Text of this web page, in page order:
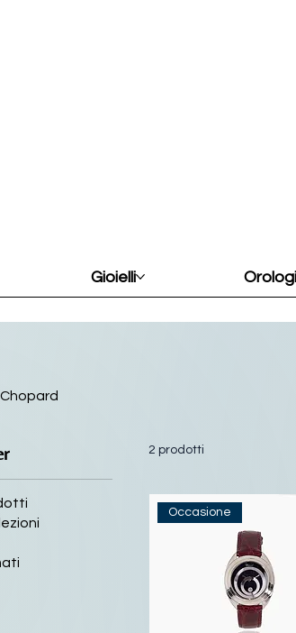
Gioielli Orologi
Chopard
2 prodotti
Occasione